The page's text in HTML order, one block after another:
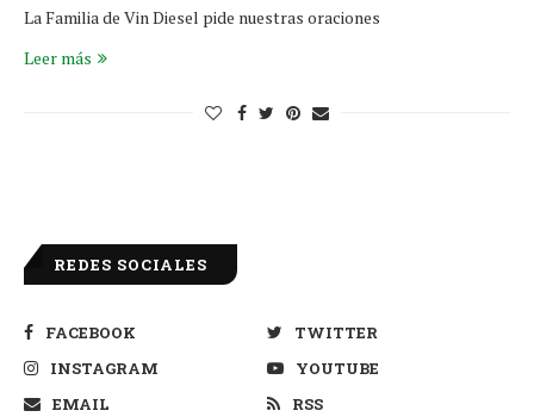
La Familia de Vin Diesel pide nuestras oraciones
Leer más
REDES SOCIALES
FACEBOOK
TWITTER
INSTAGRAM
YOUTUBE
EMAIL
RSS